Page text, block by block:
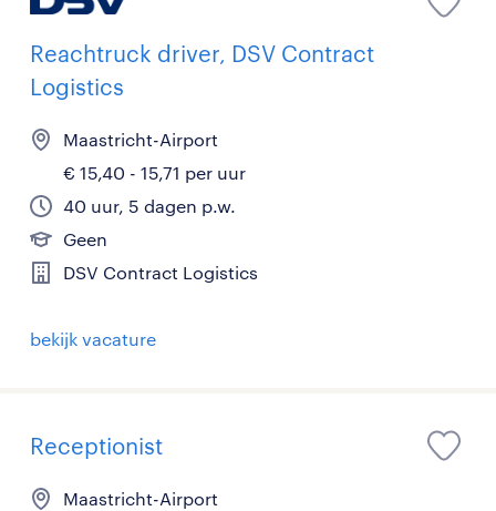
Reachtruck driver, DSV Contract
Logistics
Maastricht-Airport
€ 15,40 - 15,71 per uur
40 uur, 5 dagen p.w.
Geen
DSV Contract Logistics
bekijk vacature
Receptionist
Maastricht-Airport